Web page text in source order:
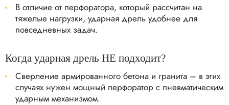
В отличие от перфоратора, который рассчитан на
тяжелые нагрузки, ударная дрель удобнее для
повседневных задач.
Когда ударная дрель НЕ подходит?
Сверление армированного бетона и гранита – в этих
случаях нужен мощный перфоратор с пневматическим
ударным механизмом.